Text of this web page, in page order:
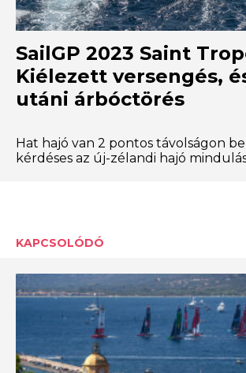
SailGP 2023 Saint
Kiélezett versengés,
utáni árbóctörés
Hat hajó van 2 pontos távolságon
kérdéses az új-zélandi hajó
KAPCSOLÓDÓ